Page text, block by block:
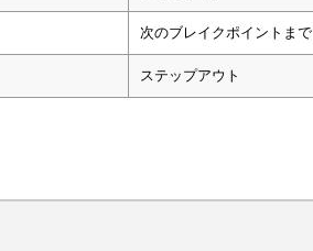
次のブレイクポイントまで
ステップアウト